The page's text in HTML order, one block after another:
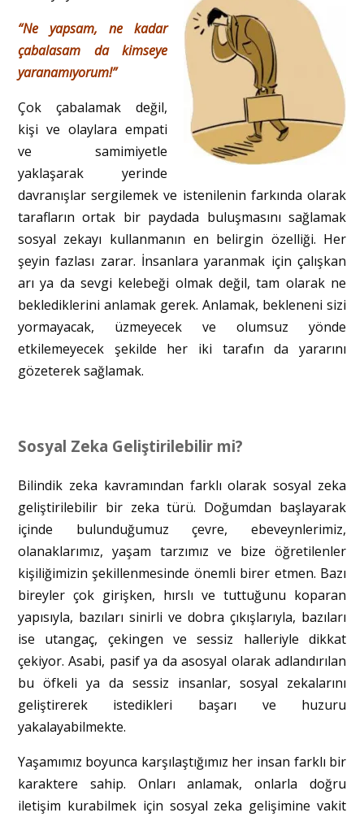
“Ne yapsam, ne kadar
çabalasam da kimseye
yaranamıyorum!”
Çok çabalamak değil,
kişi ve olaylara empati
ve samimiyetle
yaklaşarak yerinde
davranışlar sergilemek ve istenilenin farkında olarak
tarafların ortak bir paydada buluşmasını sağlamak
sosyal zekayı kullanmanın en belirgin özelliği. Her
şeyin fazlası zarar. İnsanlara yaranmak için çalışkan
arı ya da sevgi kelebeği olmak değil, tam olarak ne
beklediklerini anlamak gerek. Anlamak, bekleneni sizi
yormayacak, üzmeyecek ve olumsuz yönde
etkilemeyecek şekilde her iki tarafın da yararını
gözeterek sağlamak.
Sosyal Zeka Geliştirilebilir mi?
Bilindik zeka kavramından farklı olarak sosyal zeka
geliştirilebilir bir zeka türü. Doğumdan başlayarak
içinde bulunduğumuz çevre, ebeveynlerimiz,
olanaklarımız, yaşam tarzımız ve bize öğretilenler
kişiliğimizin şekillenmesinde önemli birer etmen. Bazı
bireyler çok girişken, hırslı ve tuttuğunu koparan
yapısıyla, bazıları sinirli ve dobra çıkışlarıyla, bazıları
ise utangaç, çekingen ve sessiz halleriyle dikkat
çekiyor. Asabi, pasif ya da asosyal olarak adlandırılan
bu öfkeli ya da sessiz insanlar, sosyal zekalarını
geliştirerek istedikleri başarı ve huzuru
yakalayabilmekte.
Yaşamımız boyunca karşılaştığımız her insan farklı bir
karaktere sahip. Onları anlamak, onlarla doğru
iletişim kurabilmek için sosyal zeka gelişimine vakit